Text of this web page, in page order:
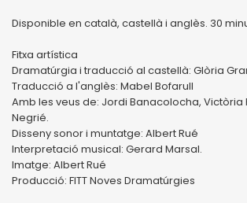
Disponible en català, castellà i anglès. 30
Fitxa artística
Dramatúrgia i traducció al castellà: Glòria
Traducció a l'anglès: Mabel Bofarull
Amb les veus de: Jordi Banacolocha, Victòria
Negrié.
Disseny sonor i muntatge: Albert Rué
Interpretació musical: Gerard Marsal.
Imatge: Albert Rué
Producció: FITT Noves Dramatúrgies